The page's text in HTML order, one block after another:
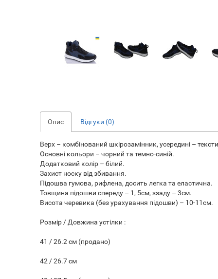
Опис Відгуки (0)
Верх – комбінований шкірозамінник, усередині –
Основні кольори – чорний та темно-синій.
Додатковий колір – білий.
Захист носку від збивання.
Підошва гумова, рифлена, досить легка та еластична.
Товщина підошви спереду – 1, 5см, ззаду – 3см.
Висота черевика (без урахування підошви) – 10-11см.
Розмір / Довжина устілки :
41 / 26.2 см (продано)
42 / 26.7 см